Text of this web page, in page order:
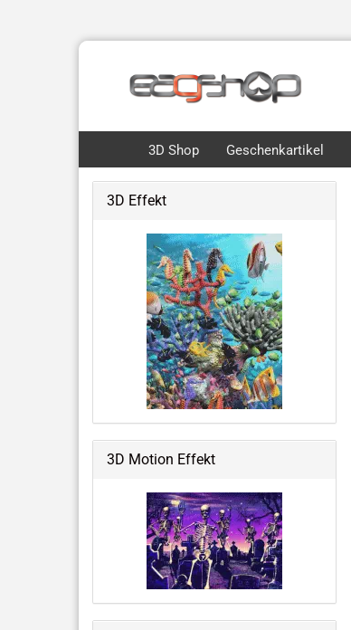
3D Shop
Royce 3D Collection Packs
3D Lesezeichen Hunde
Dinos & Drachen
Fische, Wale, Haie & mehr
Hunde & Katzen
Vögel & Fliegendes
Wüste & Dschungel-Tiere
weitere Tiermotive
Weltraum & Aliens
Grusliges, Halloween &
Fantastisches
Große Notizbücher mit 3D-Cover
Geschenkartikel
3D Effekt
3D Motion Effekt